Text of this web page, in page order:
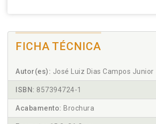
FICHA TÉCNICA
Autor(es): José Luiz Dias Campos Junior
ISBN: 857394724-1
Acabamento: Brochura